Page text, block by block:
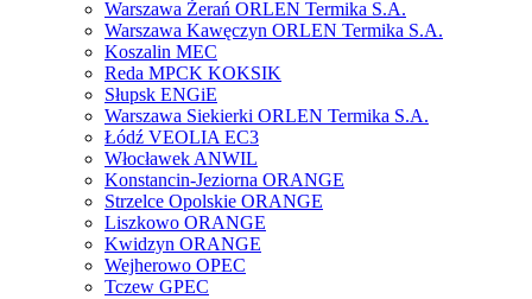
Warszawa Żerań ORLEN Termika S.A.
Warszawa Kawęczyn ORLEN Termika S.A.
Koszalin MEC
Reda MPCK KOKSIK
Słupsk ENGiE
Warszawa Siekierki ORLEN Termika S.A.
Łódź VEOLIA EC3
Włocławek ANWIL
Konstancin-Jeziorna ORANGE
Strzelce Opolskie ORANGE
Liszkowo ORANGE
Kwidzyn ORANGE
Wejherowo OPEC
Tczew GPEC